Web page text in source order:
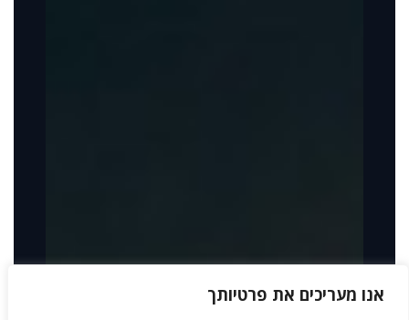
אנו מעריכים את פרטיותך